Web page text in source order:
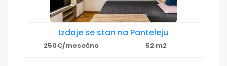
Izdaje se stan na Panteleju
250€/mesečno 52 m2